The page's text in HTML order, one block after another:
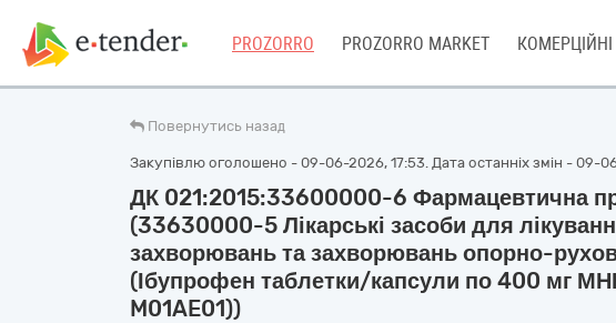
PROZORRO PROZORRO MARKET КОМЕРЦІЙНІ
Повернутись назад
Закупівлю оголошено - 09-06-2026, 17:53. Дата останніх змін - 09-
ДК 021:2015:33600000-6 Фармацевтична
(33630000-5 Лікарські засоби для
захворювань та захворювань опорно-
(Ібупрофен таблетки/капсули по 400 мг
M01AE01))